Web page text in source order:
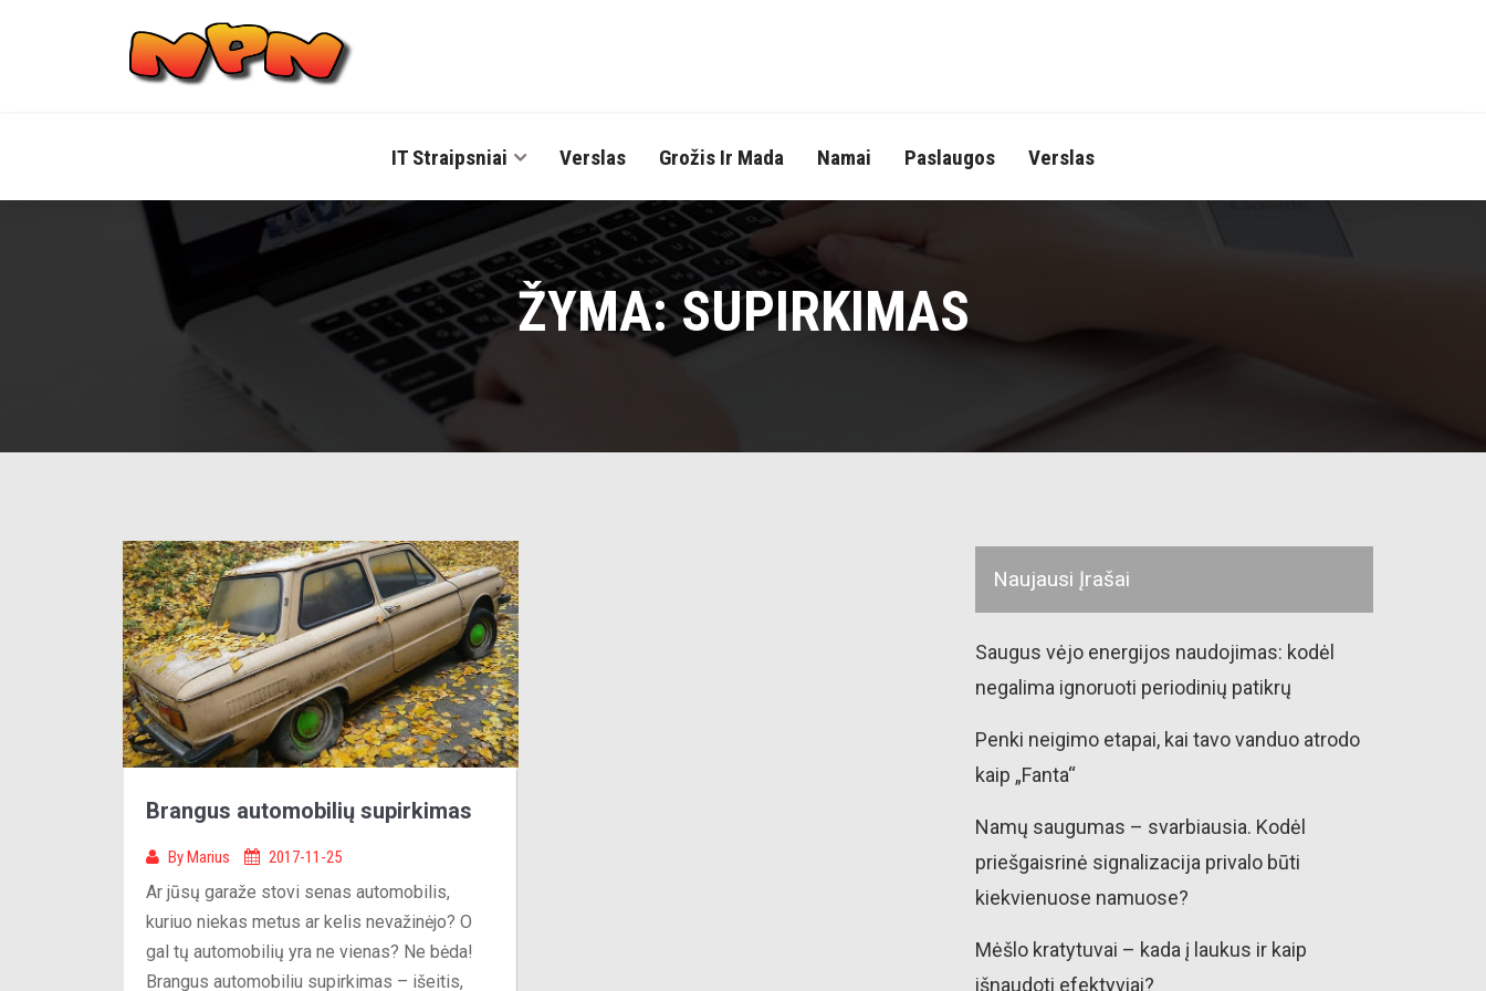
IT Straipsniai Verslas Grožis Ir Mada Namai Paslaugos Verslas
ŽYMA:SUPIRKIMAS
Brangus automobilių supirkimas
ByMarius 2017-11-25
Ar jūsų garaže stovi senas automobilis,
kuriuo niekas metus ar kelis nevažinėjo? O
gal tų automobilių yra ne vienas? Ne bėda!
Brangus automobiliu supirkimas – išeitis,
Naujausi Įrašai
Saugus vėjo energijos naudojimas: kodėl
negalima ignoruoti periodinių patikrų
Penki neigimo etapai, kai tavo vanduo atrodo
kaip „Fanta“
Namų saugumas – svarbiausia. Kodėl
priešgaisrinė signalizacija privalo būti
kiekvienuose namuose?
Mėšlo kratytuvai – kada į laukus ir kaip
išnaudoti efektyviai?